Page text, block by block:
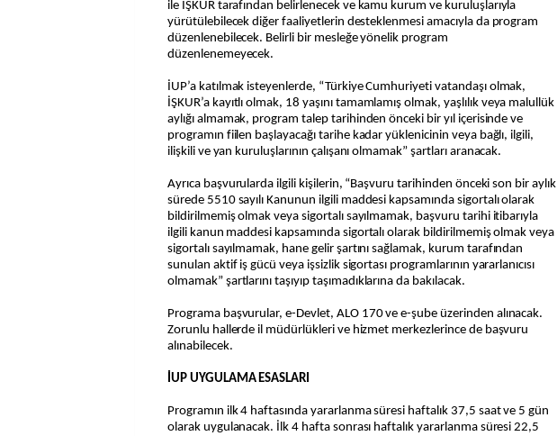
ile İŞKUR tarafından belirlenecek ve kamu kurum ve kuruluşlarıyla
yürütülebilecek diğer faaliyetlerin desteklenmesi amacıyla da program
düzenlenebilecek. Belirli bir mesleğe yönelik program
düzenlenemeyecek.
İUP’a katılmak isteyenlerde, “Türkiye Cumhuriyeti vatandaşı olmak,
İŞKUR’a kayıtlı olmak, 18 yaşını tamamlamış olmak, yaşlılık veya malullük
aylığı almamak, program talep tarihinden önceki bir yıl içerisinde ve
programın fiilen başlayacağı tarihe kadar yüklenicinin veya bağlı, ilgili,
ilişkili ve yan kuruluşlarının çalışanı olmamak” şartları aranacak.
Ayrıca başvurularda ilgili kişilerin, “Başvuru tarihinden önceki son bir aylık
sürede 5510 sayılı Kanunun ilgili maddesi kapsamında sigortalı olarak
bildirilmemiş olmak veya sigortalı sayılmamak, başvuru tarihi itibarıyla
ilgili kanun maddesi kapsamında sigortalı olarak bildirilmemiş olmak veya
sigortalı sayılmamak, hane gelir şartını sağlamak, kurum tarafından
sunulan aktif iş gücü veya işsizlik sigortası programlarının yararlanıcısı
olmamak” şartlarını taşıyıp taşımadıklarına da bakılacak.
Programa başvurular, e-Devlet, ALO 170 ve e-şube üzerinden alınacak.
Zorunlu hallerde il müdürlükleri ve hizmet merkezlerince de başvuru
alınabilecek.
İUP UYGULAMA ESASLARI
Programın ilk 4 haftasında yararlanma süresi haftalık 37,5 saat ve 5 gün
olarak uygulanacak. İlk 4 hafta sonrası haftalık yararlanma süresi 22,5